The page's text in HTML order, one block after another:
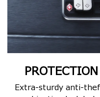
Extra-sturdy anti-